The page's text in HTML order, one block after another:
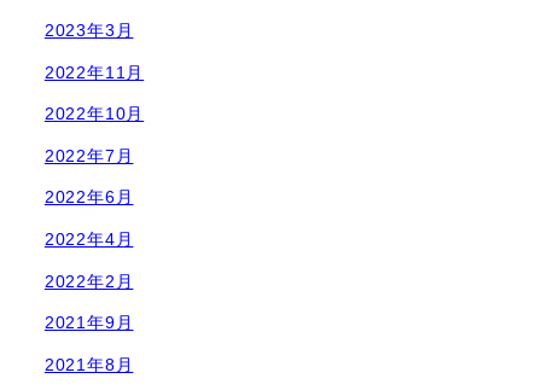
2023年3月
2022年11月
2022年10月
2022年7月
2022年6月
2022年4月
2022年2月
2021年9月
2021年8月